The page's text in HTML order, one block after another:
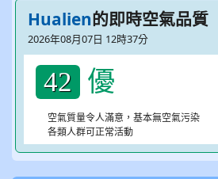
Hualien的即時空氣品質
2026年08月07日 12時37分
42 優
空氣質量令人滿意，基本無空氣污染
各類人群可正常活動